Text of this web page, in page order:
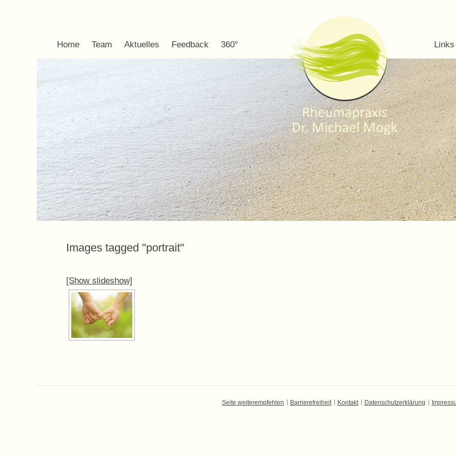
Home Team Aktuelles Feedback 360° Links
Images tagged "portrait"
[Show slideshow]
Seite weiterempfehlen Barrierefreiheit Kontakt Datenschutzerklärung